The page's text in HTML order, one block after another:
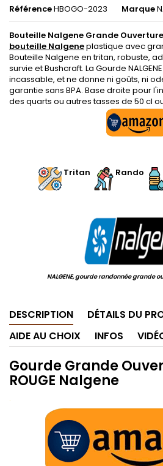
RéférenceHBOGO-2023 Marque
Bouteille Nalgene Grande Ouverture
bouteille Nalgeneplastique avec
Bouteille Nalgene en tritan, robuste,
survie et Bushcraft. La Gourde
incassable, et ne donne ni goûts, ni
garantie sans BPA. Base droite pour
des quarts ou autres tasses de 50 cl
Tritan
Rando
NALGENE, gourde randonnée grande
DESCRIPTION
DÉTAILS DU
AIDE AU CHOIX
INFOS
Gourde Grande
ROUGE Nalgene
.